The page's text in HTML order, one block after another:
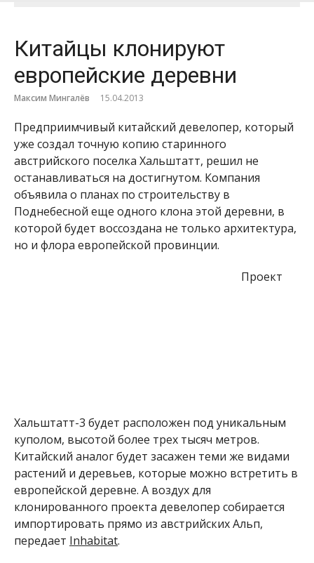
Китайцы клонируют
европейские деревни
Максим Мингалёв 15.04.2013
Предприимчивый китайский девелопер, который
уже создал точную копию старинного
австрийского поселка Хальштатт, решил не
останавливаться на достигнутом. Компания
объявила о планах по строительству в
Поднебесной еще одного клона этой деревни, в
которой будет воссоздана не только архитектура,
но и флора европейской провинции.
Проект
Хальштатт-3 будет расположен под уникальным
куполом, высотой более трех тысяч метров.
Китайский аналог будет засажен теми же видами
растений и деревьев, которые можно встретить в
европейской деревне. А воздух для
клонированного проекта девелопер собирается
импортировать прямо из австрийских Альп,
передает Inhabitat.